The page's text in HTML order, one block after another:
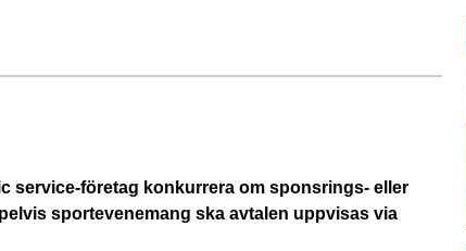
service-företag konkurrera om sponsrings- eller
sportevenemang ska avtalen uppvisas via